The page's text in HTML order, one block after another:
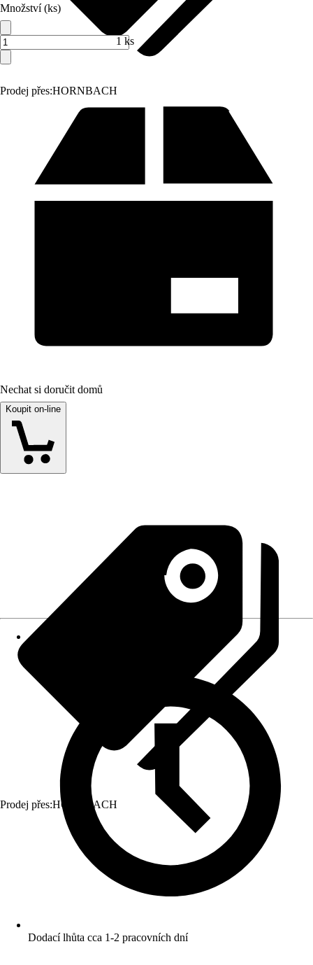
Prodej přes:HORNBACH
Množství (ks)
1 ks
Nechat si doručit domů
Koupit on-line
Prodej přes:HORNBACH
Dodací lhůta cca 1-2 pracovních dní